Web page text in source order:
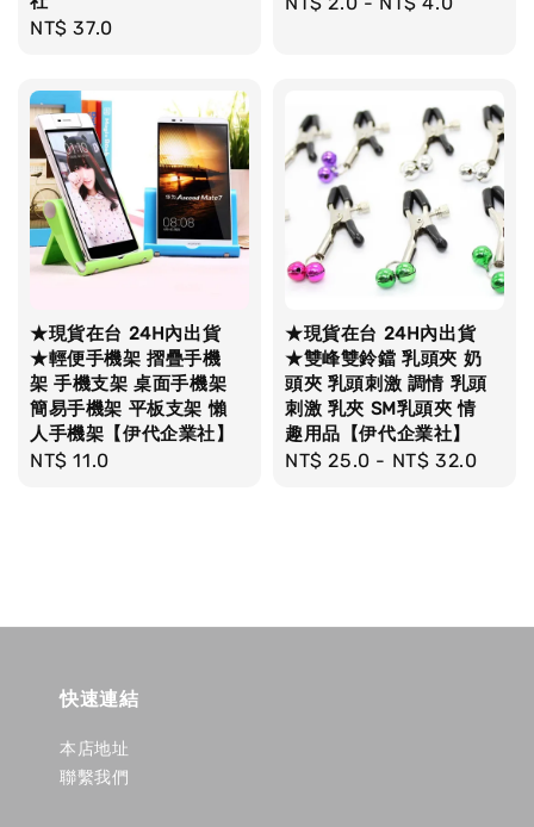
Regular
NT$ 37.0
★現貨在台 24H內出貨
★輕便手機架 摺疊手機
架 手機支架 桌面手機架
簡易手機架 平板支架 懶
人手機架【伊代企業社】
Regular
NT$ 11.0
★現貨在台 24H內出貨
★雙峰雙鈴鐺 乳頭夾 奶
頭夾 乳頭刺激 調情 乳頭
刺激 乳夾 SM乳頭夾 情
趣用品【伊代企業社】
Regular
NT$ 25.0 - NT$ 32.0
快速連結
本店地址
聯繫我們